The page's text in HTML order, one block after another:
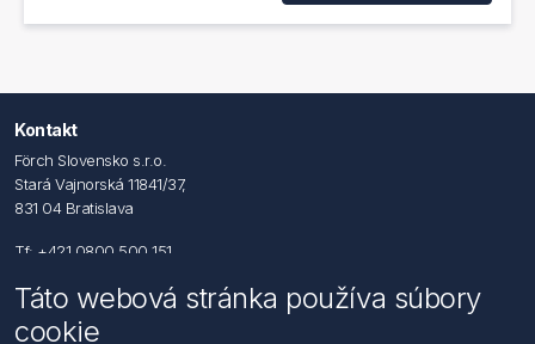
Kontakt
Förch Slovensko s.r.o.
Stará Vajnorská 11841/37,
831 04 Bratislava
Tf: +421 0800 500 151
Email: office@foerch.sk
Kontaktujte nás
Táto webová stránka používa súbory
cookie